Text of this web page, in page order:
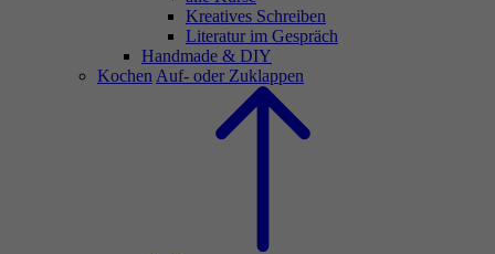
Kreatives Schreiben
Literatur im Gespräch
Handmade & DIY
Kochen Auf- oder Zuklappen